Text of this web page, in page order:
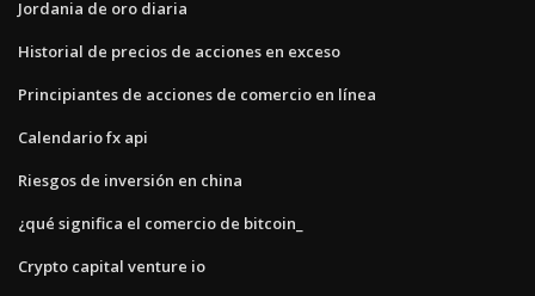
Jordania de oro diaria
Historial de precios de acciones en exceso
Principiantes de acciones de comercio en línea
Calendario fx api
Riesgos de inversión en china
¿qué significa el comercio de bitcoin_
Crypto capital venture io